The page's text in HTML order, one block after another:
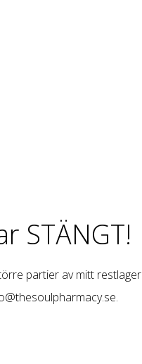
STÄNGT!
partier av mitt restlager
.